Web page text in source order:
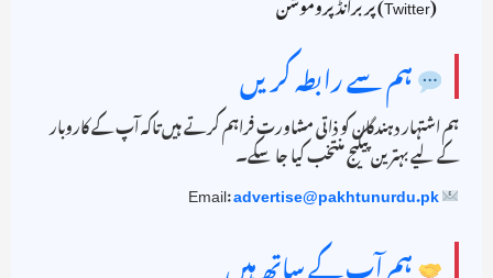
ہم سے رابطہ کریں
ہم اشتہار دہندگان کو ذاتی مشاورت فراہم کرتے ہیں تاکہ آپ کے کاروبار
کے لیے بہترین پیکیج منتخب کیا جا سکے۔
Email:
advertise@pakhtunurdu.pk
ہم آپ کے ساتھ ہیں